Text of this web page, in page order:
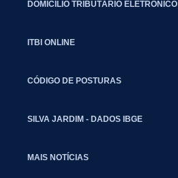
DOMICÍLIO TRIBUTÁRIO ELETRÔNICO
ITBI ONLINE
CÓDIGO DE POSTURAS
SILVA JARDIM - DADOS IBGE
MAIS NOTÍCIAS